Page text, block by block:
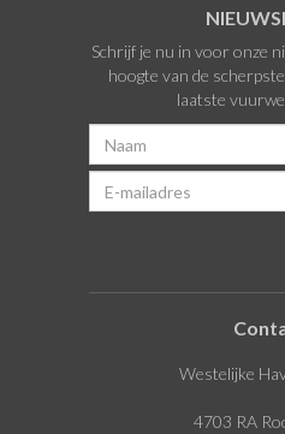
Schrijf je nu in voor onze
hoogte van de
laatste
Westelijke
4703 RA